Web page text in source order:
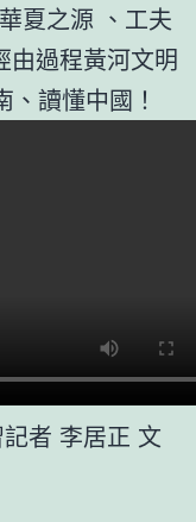
夏之源 、工夫
由過程黃河文明
讀懂中國！
者 李居正 文